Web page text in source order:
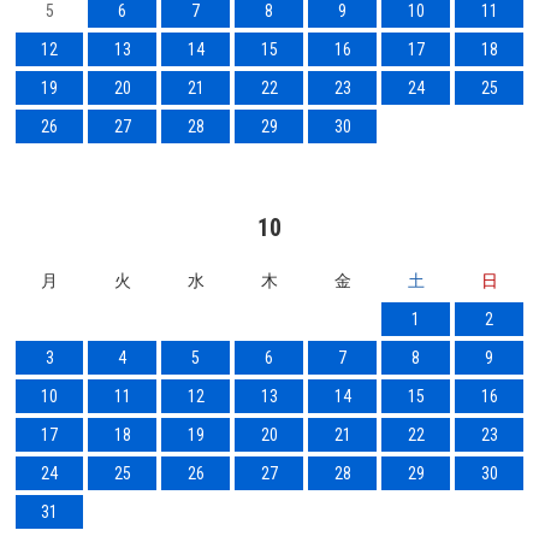
5
6 7 8 9 10
11
12
13 14 15 16 17
18
19
20 21 22 23 24
25
26
27 28 29 30
10
月 火 水 木 金 土
日
1
2
3
4 5 6 7 8
9
10
11 12 13 14 15
16
17
18 19 20 21 22
23
24
25 26 27 28 29
30
31